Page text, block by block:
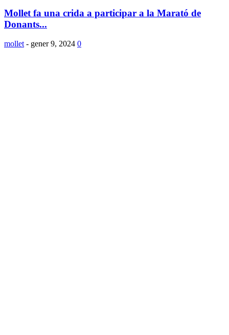
Mollet fa una crida a participar a la Marató de
Donants...
mollet - gener 9, 2024 0